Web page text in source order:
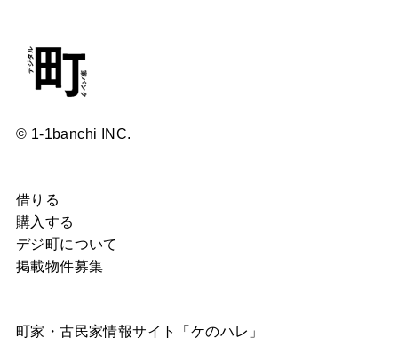
© 1-1banchi INC.
借りる
購入する
デジ町について
掲載物件募集
町家・古民家情報サイト「ケのハレ」